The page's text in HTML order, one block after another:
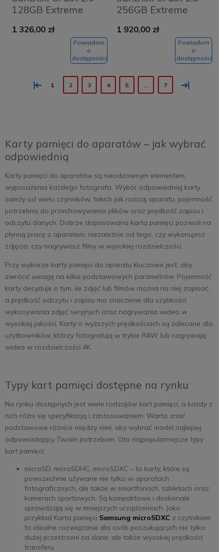
128GB Extreme
450 MB/s
1 326,00 zł
Powiadom
o
dostępności
256GB Extreme
525/450 MB/s
1 920,00 zł
Powiadom
o
dostępności
« 1 2 3 4 5 7 »
Karty pamięci do aparatów – jak wybrać
odpowiednią
Karty pamięci do aparatów są nieodzownym elementem
wyposażenia każdego fotografa. Wybór odpowiedniej karty
zależy od wielu czynników, takich jak rodzaj aparatu, pojemność
potrzebna do przechowywania plików oraz prędkość zapisu i
odczytu danych. Dobrze dopasowana karta pamięci pozwoli na
płynną pracę z aparatem, niezależnie od tego, czy wykonujesz
zdjęcia, czy nagrywasz filmy w wysokiej rozdzielczości.
Przy wyborze karty pamięci do aparatu kluczowe jest, aby
zwrócić uwagę na kilka podstawowych parametrów. Pojemność
karty decyduje o tym, ile zdjęć lub filmów można na niej zapisać,
a prędkość odczytu i zapisu ma znaczenie dla szybkości
wykonywania zdjęć seryjnych oraz nagrywania wideo w
wysokiej jakości. Karty o wyższych prędkościach są zalecane dla
użytkowników, którzy fotografują w trybie RAW lub nagrywają
wideo w rozdzielczości 4K.
Typy kart pamięci dostępne na rynku
Na rynku dostępnych jest wiele rodzajów kart pamięci, a każdy z
nich różni się specyfikacją i zastosowaniem. Warto znać
podstawowe różnice między nimi, aby wybrać model najlepiej
odpowiadający Twoim potrzebom. Oto najpopularniejsze typy
kart pamięci:
microSD, microSDHC, microSDXC – to karty, które są
powszechnie używane nie tylko w aparatach
fotograficznych, ale także w smartfonach, tabletach oraz
kamerach sportowych. Są kompaktowe i doskonale
sprawdzają się w mniejszych urządzeniach. Jako
przykład Karta pamięci Samsung microSDXC z czytnikiem
to idealne rozwiązanie dla osób poszukujących nie tylko
dużej przestrzeni na dane, ale także wysokiej prędkości
transferu.